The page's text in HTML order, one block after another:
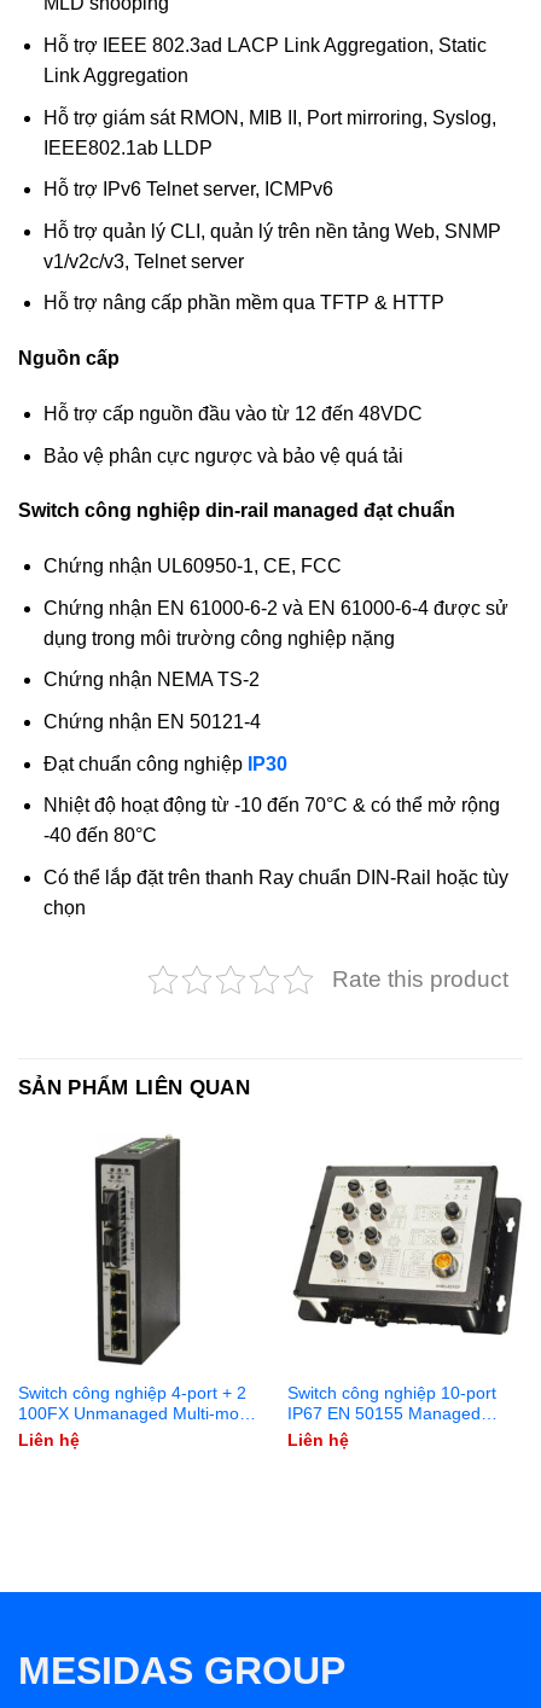
Hỗ trợ IEEE 802.3ad LACP Link Aggregation, Static
Link Aggregation
Hỗ trợ giám sát RMON, MIB II, Port mirroring, Syslog,
IEEE802.1ab LLDP
Hỗ trợ IPv6 Telnet server, ICMPv6
Hỗ trợ quản lý CLI, quản lý trên nền tảng Web, SNMP
v1/v2c/v3, Telnet server
Hỗ trợ nâng cấp phần mềm qua TFTP & HTTP
Nguồn cấp
Hỗ trợ cấp nguồn đầu vào từ 12 đến 48VDC
Bảo vệ phân cực ngược và bảo vệ quá tải
Switch công nghiệp din-rail managed đạt chuẩn
Chứng nhận UL60950-1, CE, FCC
Chứng nhận EN 61000-6-2 và EN 61000-6-4 được sử
dụng trong môi trường công nghiệp nặng
Chứng nhận NEMA TS-2
Chứng nhận EN 50121-4
Đạt chuẩn công nghiệp IP30
Nhiệt độ hoạt động từ -10 đến 70°C & có thể mở rộng
-40 đến 80°C
Có thể lắp đặt trên thanh Ray chuẩn DIN-Rail hoặc tùy
chọn
Rate this product
SẢN PHẨM LIÊN QUAN
Switch công nghiệp 4-port + 2
100FX Unmanaged Multi-mode
HUE-421SEN
Liên hệ
Switch công nghiệp 10-port
IP67 EN 50155 Managed
WMG-821EP
Liên hệ
MESIDAS GROUP